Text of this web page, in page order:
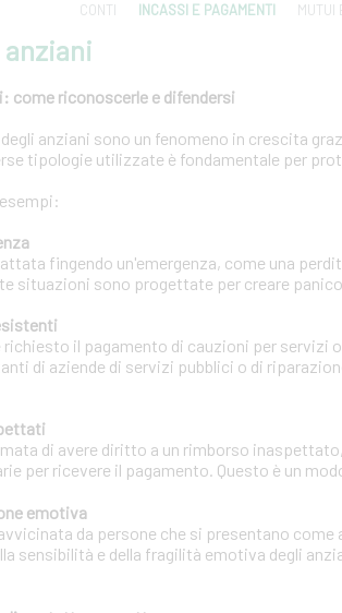
CONTI INCASSI E PAGAMENTI MUTUI
come riconoscerle e difendersi
anziani sono un fenomeno in crescita
tipologie utilizzate è fondamentale per
fingendo un'emergenza, come una
situazioni sono progettate per creare
richiesto il pagamento di cauzioni per
di aziende di servizi pubblici o di
di avere diritto a un rimborso
per ricevere il pagamento. Questo è un
emotiva
da persone che si presentano
sensibilità e della fragilità emotiva degli